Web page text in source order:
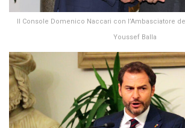
Il Console Domenico Naccari con l’Ambasciatore
Youssef Balla